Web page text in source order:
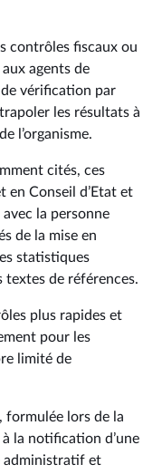
contrôles fiscaux ou
agents de
vérification par
les résultats à
l’organisme.
cités, ces
en Conseil d’Etat et
la personne
de la mise en
statistiques
de références.
plus rapides et
pour les
limité de
formulée lors de la
la notification d’une
administratif et